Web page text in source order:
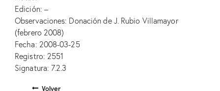
Edición: –
Observaciones: Donación de J. Rubio Villamayor
(febrero 2008)
Fecha: 2008-03-25
Registro: 2551
Signatura: 7.2.3
Volver